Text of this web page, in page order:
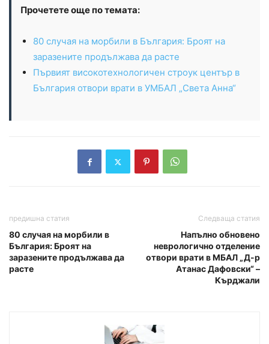
Прочетете още по темата:
80 случая на морбили в България: Броят на
заразените продължава да расте
Първият високотехнологичен строук център в
България отвори врати в УМБАЛ „Света Анна“
предишна статия
80 случая на морбили в
България: Броят на
заразените продължава да
расте
Следваща статия
Напълно обновено
неврологично отделение
отвори врати в МБАЛ „Д-р
Атанас Дафовски“ –
Кърджали